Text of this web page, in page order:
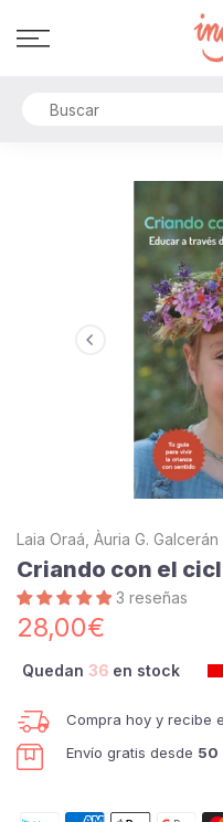
al
Laia Oraá, Àuria G. Galcerán
Criando con el
3 reseñas
28,00€
Quedan 36 en stock
Compra hoy y recibe
Envío gratis desde 50